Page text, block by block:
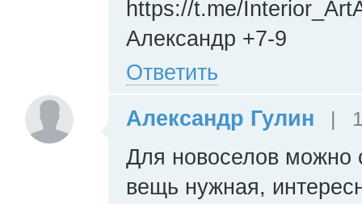
https://t.me/
Александр +7-9
Ответить
Александр Гулин
|
Для новоселов можно
вещь нужная,